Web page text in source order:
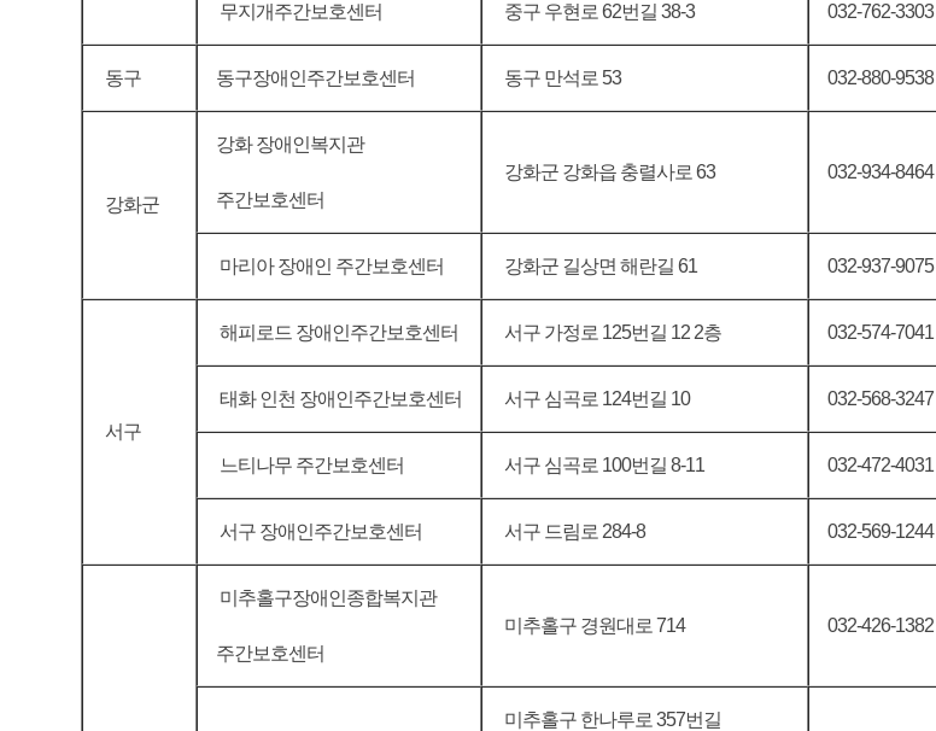
무지개주간보호센터 중구 우현로 62번길 38-3 032-762-3303
동구 동구장애인주간보호센터 동구 만석로 53 032-880-9538
강화군
강화 장애인복지관
주간보호센터
강화군 강화읍 충렬사로 63 032-934-8464
마리아 장애인 주간보호센터 강화군 길상면 해란길 61 032-937-9075
서구
해피로드 장애인주간보호센터 서구 가정로 125번길 12 2층 032-574-7041
태화 인천 장애인주간보호센터 서구 심곡로 124번길 10 032-568-3247
느티나무 주간보호센터 서구 심곡로 100번길 8-11 032-472-4031
서구 장애인주간보호센터 서구 드림로 284-8 032-569-1244
미추홀구장애인종합복지관
주간보호센터
미추홀구 경원대로 714 032-426-1382
미추홀구 한나루로 357번길